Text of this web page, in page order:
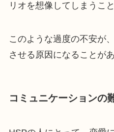
リオを想像してしまうこ
このような過度の不安が
させる原因になることがあ
コミュニケーションの